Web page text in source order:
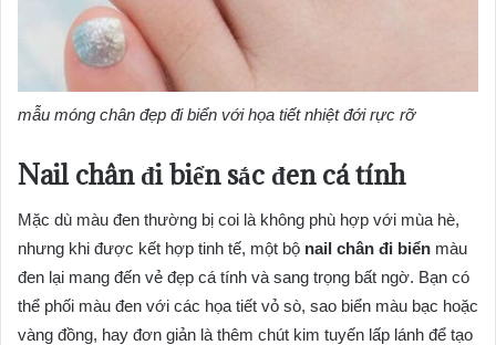
mẫu móng chân đẹp đi biển với họa tiết nhiệt đới rực rỡ
Nail chân đi biển sắc đen cá tính
Mặc dù màu đen thường bị coi là không phù hợp với mùa hè,
nhưng khi được kết hợp tinh tế, một bộ nail chân đi biển màu
đen lại mang đến vẻ đẹp cá tính và sang trọng bất ngờ. Bạn có
thể phối màu đen với các họa tiết vỏ sò, sao biển màu bạc hoặc
vàng đồng, hay đơn giản là thêm chút kim tuyến lấp lánh để tạo